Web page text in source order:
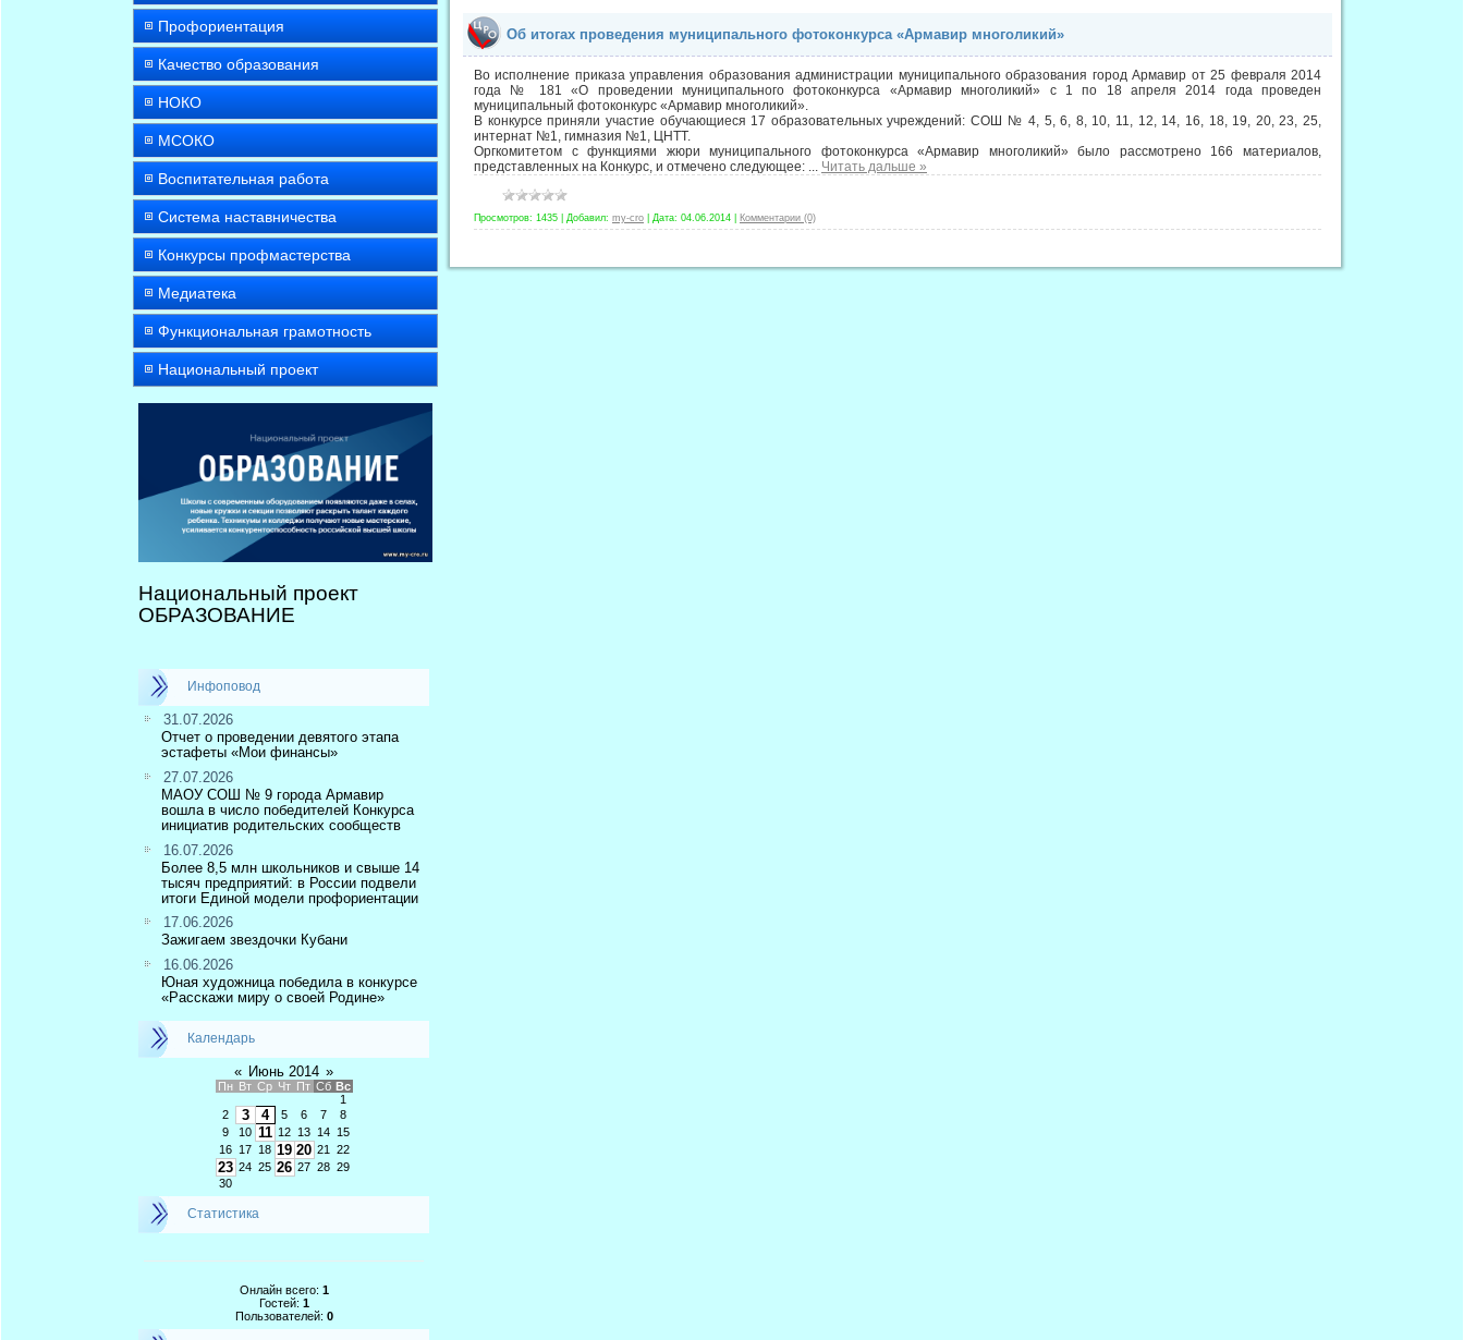
Профориентация
Качество образования
НОКО
МСОКО
Воспитательная работа
Система наставничества
Конкурсы профмастерства
Медиатека
Функциональная грамотность
Национальный проект
Национальный проект
ОБРАЗОВАНИЕ
Инфоповод
31.07.2026
Отчет о проведении девятого этапа
эстафеты «Мои финансы»
27.07.2026
МАОУ СОШ № 9 города Армавир
вошла в число победителей Конкурса
инициатив родительских сообществ
16.07.2026
Более 8,5 млн школьников и свыше 14
тысяч предприятий: в России подвели
итоги Единой модели профориентации
17.06.2026
Зажигаем звездочки Кубани
16.06.2026
Юная художница победила в конкурсе
«Расскажи миру о своей Родине»
Календарь
« Июнь 2014 »
Пн Вт Ср Чт Пт Сб Вс
1
2
3 4 5 6 7
8
9
10 11 12 13 14
15
16
17 18 19 20 21 22
23 24 25 26 27 28 29
30
Статистика
Онлайн всего: 1
Гостей: 1
Пользователей: 0
Об итогах проведения муниципального фотоконкурса «Армавир многоликий»
Во исполнение приказа управления образования администрации муниципального образования город Армавир от 25 февраля 2014
года № 181 «О проведении муниципального фотоконкурса «Армавир многоликий» с 1 по 18 апреля 2014 года проведен
муниципальный фотоконкурс «Армавир многоликий».
В конкурсе приняли участие обучающиеся 17 образовательных учреждений: СОШ № 4, 5, 6, 8, 10, 11, 12, 14, 16, 18, 19, 20, 23, 25,
интернат №1, гимназия №1, ЦНТТ.
Оргкомитетом с функциями жюри муниципального фотоконкурса «Армавир многоликий» было рассмотрено 166 материалов,
представленных на Конкурс, и отмечено следующее: ... Читать дальше »
Просмотров: 1435 Добавил: my-cro Дата: 04.06.2014 Комментарии (0)